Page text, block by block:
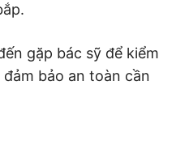
gặp bác sỹ để kiểm
bảo an toàn cần